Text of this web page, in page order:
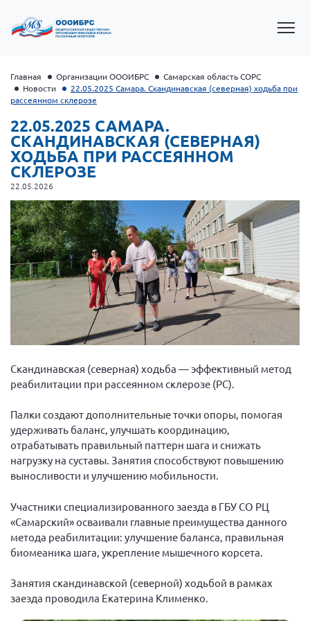
Президент Власов Я.В.
Первый вице-президент Кичигина Н. Ф.
Генеральный директор Матвиевская О.В.
Вице-президент Зрячева Н.В.
Вице-президент Шишлянников Ф.В.
Информационная служба
Отдел международных отношений
Вице-президент Черненко Д.Е.
Вице-президент Чернова А.В.
Вице-президент Цикорин И.В.
Вице-президент Груба Л.В.
Конференция ОООИБРС 2026
Конференция ОООИБРС 2025
Экспертный совет ОООИБРС 2025
Конференция ОООИБРС 2024
Конференция ОООИБРС 2023
Главная Организации ОООИБРС
Самарская область СОРС
Новости
22.05.2025 Самара. Скандинавская (северная) ходьба при
рассеянном склерозе
22.05.2025 САМАРА.
СКАНДИНАВСКАЯ (СЕВЕРНАЯ)
ХОДЬБА ПРИ РАССЕЯННОМ
СКЛЕРОЗЕ
22.05.2026
Скандинавская (северная) ходьба — эффективный метод
реабилитации при рассеянном склерозе (РС).
Палки создают дополнительные точки опоры, помогая
удерживать баланс, улучшать координацию,
отрабатывать правильный паттерн шага и снижать
нагрузку на суставы. Занятия способствуют повышению
выносливости и улучшению мобильности.
Участники специализированного заезда в ГБУ СО РЦ
«Самарский» осваивали главные преимущества данного
метода реабилитации: улучшение баланса, правильная
биомеаника шага, укрепление мышечного корсета.
Занятия скандинавской (северной) ходьбой в рамках
заезда проводила Екатерина Клименко.